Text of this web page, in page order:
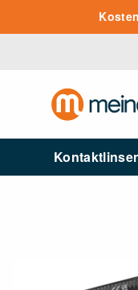
Zum Hauptinhalt